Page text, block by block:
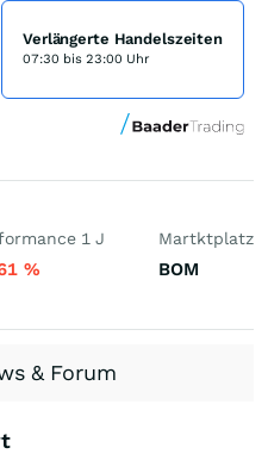
Verlängerte Handelszeiten
07:30 bis 23:00 Uhr
1 J
%
Martktplatz
BOM
& Forum